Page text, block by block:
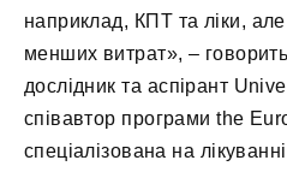
наприклад, КПТ та ліки,
менших витрат», –
дослідник та аспірант
співавтор програми the
спеціалізована на